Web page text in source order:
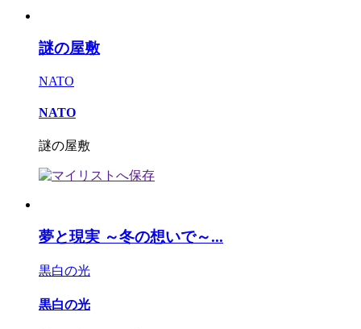
謎の屋敷
NATO
NATO
謎の屋敷
夢と現実 ～冬の想いで～...
黒白の光
黒白の光